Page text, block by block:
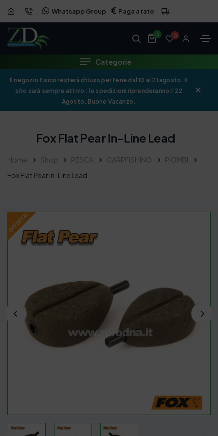
Whatsapp Group Paga a rate
0 0
Categorie
Il negozio fisico resterà chiuso per ferie dal 10 al 21 agosto. Il
sito sarà sempre attivo : le spedizioni riprenderanno il 22
Agosto. Buone Vacanze.
Fox Flat Pear In-Line Lead
Home Shop PESCA CARPFISHING
PIOMBI
Fox Flat Pear In-Line Lead
OFFERTA
OFFERTA!